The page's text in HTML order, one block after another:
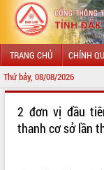
TRANG CHỦ CHÍNH
Thứ bảy, 08/08/2026
LÃNH ĐẠO UBND TỈNH
2 đơn vị đầu
thanh cơ sở lần